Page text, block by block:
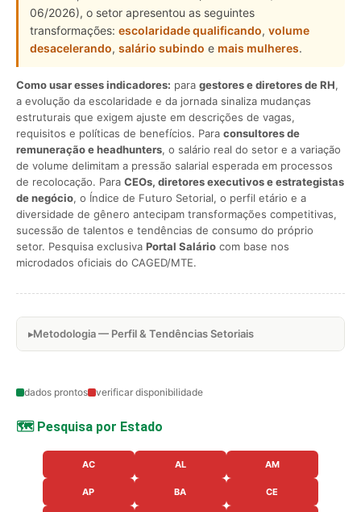
06/2026), o setor apresentou as seguintes
transformações: escolaridade qualificando, volume
desacelerando, salário subindo e mais mulheres.
Como usar esses indicadores: para gestores e diretores de RH,
a evolução da escolaridade e da jornada sinaliza mudanças
estruturais que exigem ajuste em descrições de vagas,
requisitos e políticas de benefícios. Para consultores de
remuneração e headhunters, o salário real do setor e a variação
de volume delimitam a pressão salarial esperada em processos
de recolocação. Para CEOs, diretores executivos e estrategistas
de negócio, o Índice de Futuro Setorial, o perfil etário e a
diversidade de gênero antecipam transformações competitivas,
sucessão de talentos e tendências de consumo do próprio
setor. Pesquisa exclusiva Portal Salário com base nos
microdados oficiais do CAGED/MTE.
Metodologia — Perfil & Tendências Setoriais
dados prontos verificar disponibilidade
🗺️ Pesquisa por Estado
AC AL AM
AP BA CE